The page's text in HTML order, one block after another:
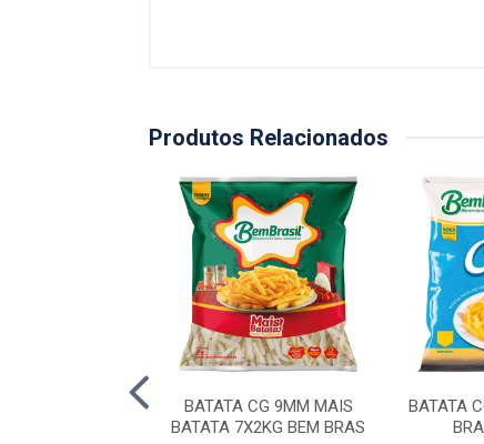
Produtos Relacionados
BATATA CG 9MM MAIS
BATATA 7X2KG BEM BRAS
BATATA